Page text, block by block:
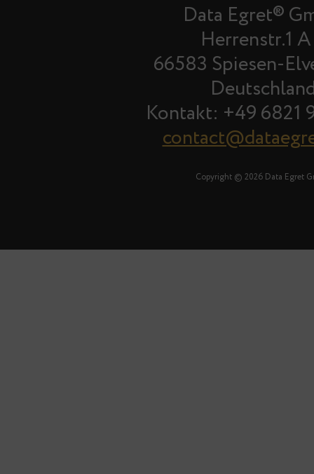
Data Egret®
Herrenstr.1
66583 Spiesen-
Kontakt: +49 6821
Copyright © 2026 Data Egret